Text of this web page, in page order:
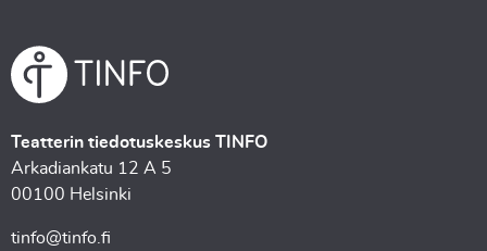
Teatterin tiedotuskeskus TINFO
Arkadiankatu 12 A 5
00100 Helsinki
tinfo@tinfo.fi